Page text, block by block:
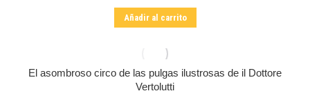
Añadir al carrito
El asombroso circo de las pulgas ilustrosas de il Dottore
Vertolutti